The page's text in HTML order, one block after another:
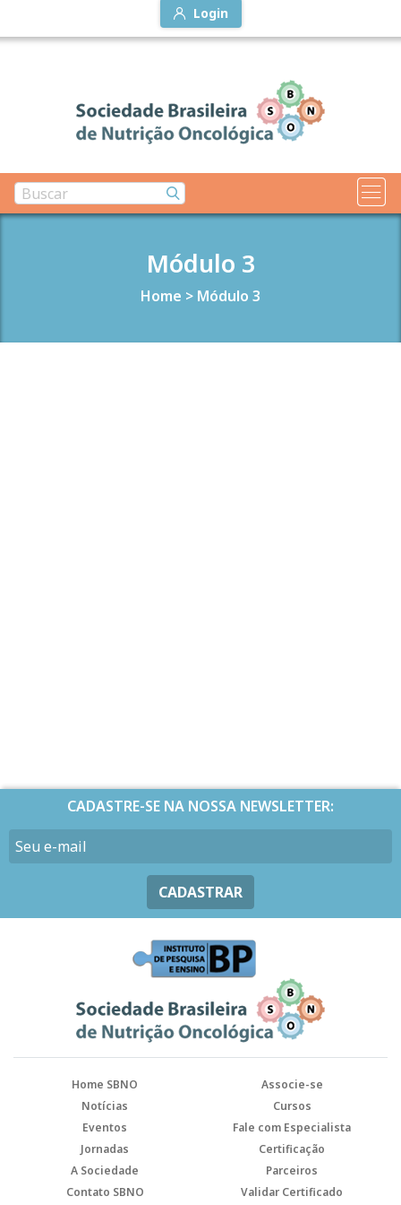
Login
Módulo 3
Home > Módulo 3
CADASTRE-SE NA NOSSA NEWSLETTER:
CADASTRAR
Home SBNO
Associe-se
Notícias
Cursos
Eventos
Fale com Especialista
Jornadas
Certificação
A Sociedade
Parceiros
Contato SBNO
Validar Certificado